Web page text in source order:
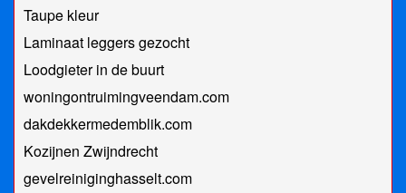
Taupe kleur
Laminaat leggers gezocht
Loodgieter in de buurt
woningontruimingveendam.com
dakdekkermedemblik.com
Kozijnen Zwijndrecht
gevelreiniginghasselt.com